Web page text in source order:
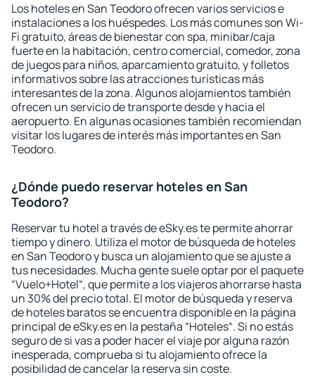
Los hoteles en San Teodoro ofrecen varios servicios e
instalaciones a los huéspedes. Los más comunes son Wi-
Fi gratuito, áreas de bienestar con spa, minibar/caja
fuerte en la habitación, centro comercial, comedor, zona
de juegos para niños, aparcamiento gratuito, y folletos
informativos sobre las atracciones turísticas más
interesantes de la zona. Algunos alojamientos también
ofrecen un servicio de transporte desde y hacia el
aeropuerto. En algunas ocasiones también recomiendan
visitar los lugares de interés más importantes en San
Teodoro.
¿Dónde puedo reservar hoteles en San
Teodoro?
Reservar tu hotel a través de eSky.es te permite ahorrar
tiempo y dinero. Utiliza el motor de búsqueda de hoteles
en San Teodoro y busca un alojamiento que se ajuste a
tus necesidades. Mucha gente suele optar por el paquete
“Vuelo+Hotel“, que permite a los viajeros ahorrarse hasta
un 30% del precio total. El motor de búsqueda y reserva
de hoteles baratos se encuentra disponible en la página
principal de eSky.es en la pestaña “Hoteles“. Si no estás
seguro de si vas a poder hacer el viaje por alguna razón
inesperada, comprueba si tu alojamiento ofrece la
posibilidad de cancelar la reserva sin coste.